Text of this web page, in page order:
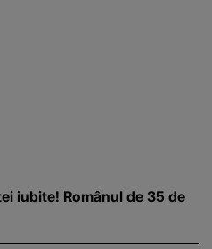
iubite! Românul de 35 de